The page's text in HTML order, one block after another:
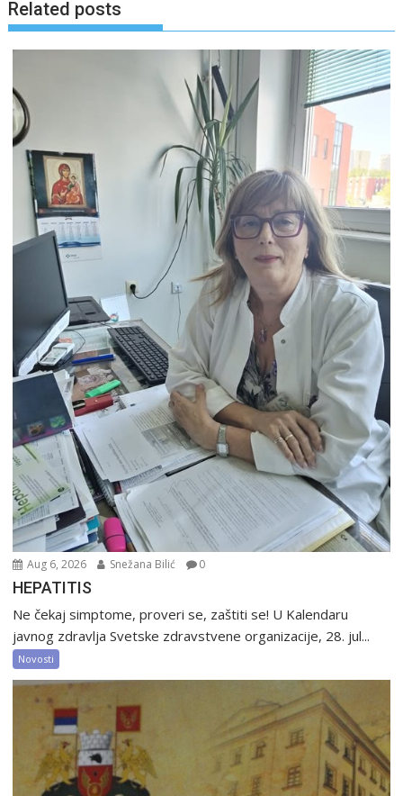
Related posts
Aug 6, 2026 Snežana Bilić 0
HEPATITIS
Ne čekaj simptome, proveri se, zaštiti se! U Kalendaru
javnog zdravlja Svetske zdravstvene organizacije, 28. jul...
Novosti